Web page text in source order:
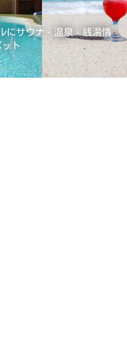
にサウナ・温泉・銭湯情
ト